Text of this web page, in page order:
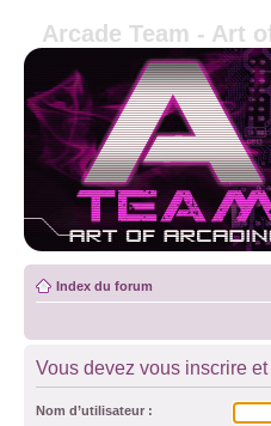
Arcade Team - Art
Index du forum
Vous devez vous inscrire
Nom d’utilisateur :